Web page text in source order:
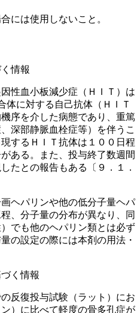
には使用しないこと。
情報
性血小板減少症（ＨＩＴ）は
体に対する自己抗体（ＨＩＴ
序を介した病態であり、重篤
深部静脈血栓症等）を伴うこ
するＨＩＴ抗体は１００日程
ある。また、投与終了数週間
たとの報告もある〔９．１．
ヘパリンや他の低分子量ヘパ
、分子量の分布が異なり、同
でも他のヘパリン類とは必ず
の設定の際には本剤の用法・
く情報
反復投与試験（ラット）にお
）に比べて軽度の骨多孔症が